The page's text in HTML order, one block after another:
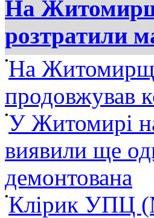
На
розтратили
•На
продовжував
•У Житомирі
виявили ще
демонтована
•Клірик УПЦ